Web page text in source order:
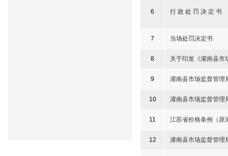
6 行 政 处 罚 决 定 书
7 当场处罚决定书
8 关于印发《灌南县市
9 灌南县市场监督管理
10 灌南县市场监督管理
11 江苏省价格条例（原
12 灌南县市场监督管理